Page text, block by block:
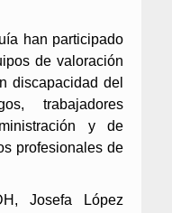
han participado
de valoración
discapacidad del
trabajadores
y de
profesionales de
Josefa López